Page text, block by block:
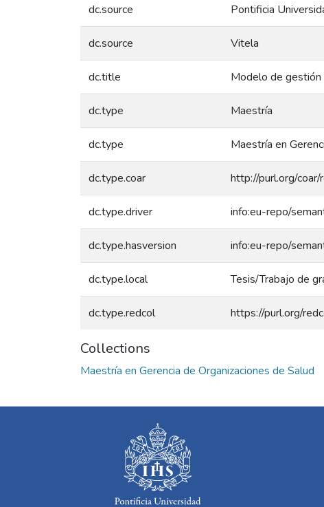
dc.source Pontificia
dc.source Vitela
dc.title Modelo de gestión
dc.type Maestría
dc.type Maestría en
dc.type.coar http://purl.org/
dc.type.driver info:eu-repo/
dc.type.hasversion info:eu-repo/
dc.type.local Tesis/Trabajo de
dc.type.redcol https://purl.org/
Collections
Maestría en Gerencia de Organizaciones de Salud